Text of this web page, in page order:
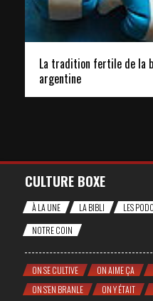
La tradition fertile de la
argentine
CULTURE BOXE
À LA UNE LA BIBLI
LES
NOTRE COIN
ON SE CULTIVE ON AIME ÇA
ON S'EN BRANLE
ON Y ÉTAIT